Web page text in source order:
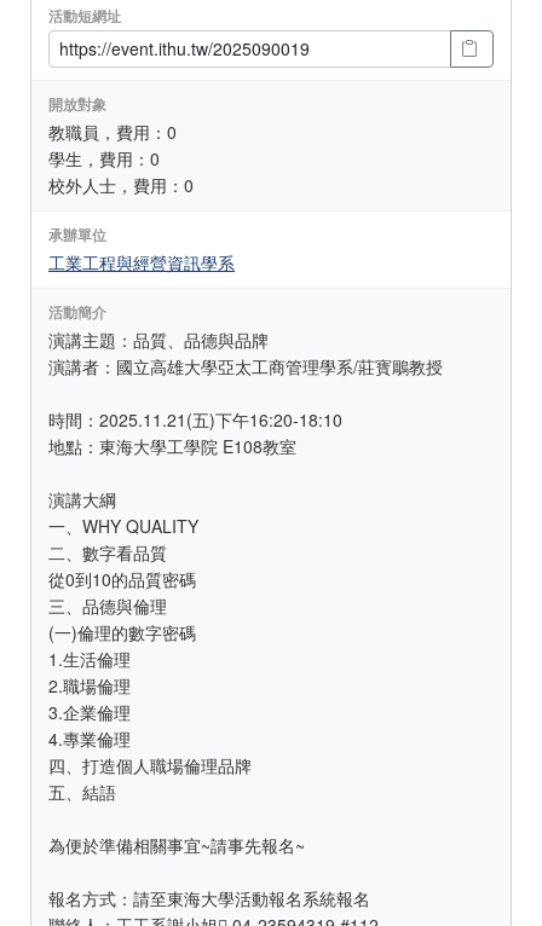
活動短網址
開放對象
教職員，費用：0
學生，費用：0
校外人士，費用：0
承辦單位
工業工程與經營資訊學系
活動簡介
演講主題：品質、品德與品牌
演講者：國立高雄大學亞太工商管理學系/莊寳鵰教授
時間：2025.11.21(五)下午16:20-18:10
地點：東海大學工學院 E108教室
演講大綱
一、WHY QUALITY
二、數字看品質
從0到10的品質密碼
三、品德與倫理
(一)倫理的數字密碼
1.生活倫理
2.職場倫理
3.企業倫理
4.專業倫理
四、打造個人職場倫理品牌
五、結語
為便於準備相關事宜~請事先報名~
報名方式：請至東海大學活動報名系統報名